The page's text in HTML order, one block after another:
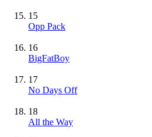
15
Opp Pack
16
BigFatBoy
17
No Days Off
18
All the Way